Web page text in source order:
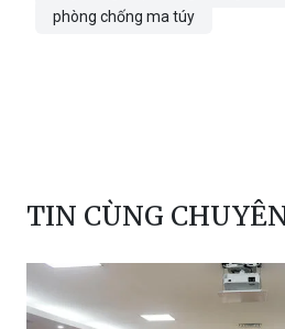
phòng chống ma túy
TIN CÙNG